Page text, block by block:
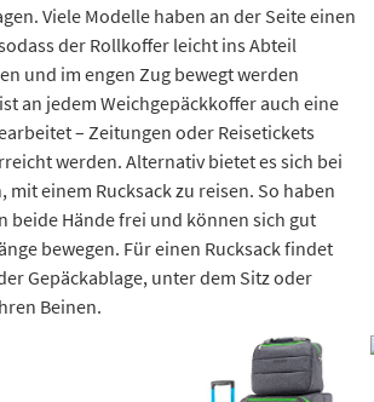
Viele Modelle haben an der Seite einen
der Rollkoffer leicht ins Abteil
und im engen Zug bewegt werden
an jedem Weichgepäckkoffer auch eine
– Zeitungen oder Reisetickets
werden. Alternativ bietet es sich bei
mit einem Rucksack zu reisen. So haben
beide Hände frei und können sich gut
bewegen. Für einen Rucksack findet
Gepäckablage, unter dem Sitz oder
Beinen.